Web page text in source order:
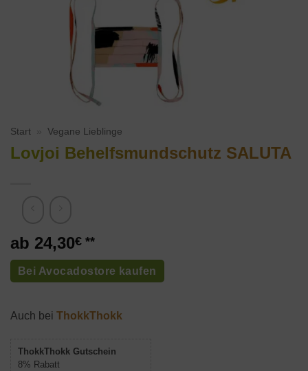
Start Vegane Lieblinge
Lovjoi Behelfsmundschutz SALUTA
24,30€
Bei Avocadostore kaufen
Auch bei ThokkThokk
ThokkThokk Gutschein
8% Rabatt